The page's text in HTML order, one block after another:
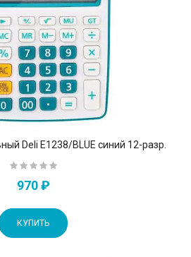
Deli E1238/BLUE синий 12-разр.
970 ₽
КУПИТЬ